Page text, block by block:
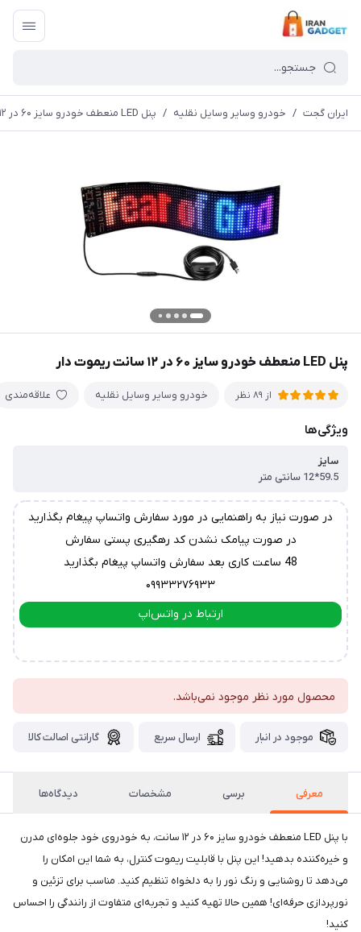
ایران گجت / خودرو وسایر وسایل نقلیه / پنل LED منعطف خودرو سایز ۶۰ در ۱۲ سانت ریموت دار
پنل LED منعطف خودرو سایز ۶۰ در ۱۲ سانت ریموت دار
از 89 نظر خودرو وسایر وسایل نقلیه علاقه‌مندی
ویژگی‌ها
سایز
59.5*12 سانتی متر
در صورت نیاز به راهنمایی در مورد سفارش واتساپ پیغام بگذارید
در صورت پیامک نشدن کد رهگیری پستی سفارش
48 ساعت کاری بعد سفارش واتساپ پیغام بگذارید
۰۹۹۳۳۲۷۶۹۳۳
ارتباط در واتس‌اپ
محصول مورد نظر موجود نمی‌باشد.
موجود در انبار ارسال سریع گارانتی اصالت کالا
معرفی برسی مشخصات دیدگاه‌ها
با پنل LED منعطف خودرو سایز ۶۰ در ۱۲ سانت، به خودروی خود جلوه‌ای مدرن
و خیره‌کننده بدهید! این پنل با قابلیت ریموت کنترل، به شما این امکان را
می‌دهد تا روشنایی و رنگ نور را به دلخواه تنظیم کنید. مناسب برای تزئین و
نورپردازی حرفه‌ای! همین حالا تهیه کنید و تجربه‌ای متفاوت از رانندگی را احساس
کنید!